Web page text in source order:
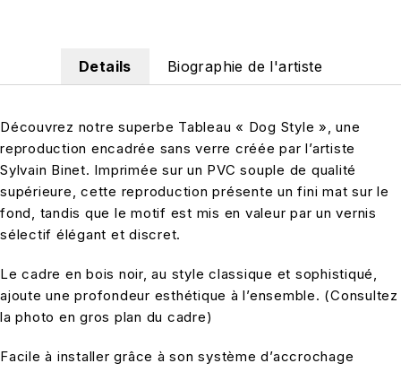
Details Biographie de l'artiste
Découvrez notre superbe Tableau « Dog Style », une
reproduction encadrée sans verre créée par l’artiste
Sylvain Binet. Imprimée sur un PVC souple de qualité
supérieure, cette reproduction présente un fini mat sur le
fond, tandis que le motif est mis en valeur par un vernis
sélectif élégant et discret.
Le cadre en bois noir, au style classique et sophistiqué,
ajoute une profondeur esthétique à l’ensemble. (Consultez
la photo en gros plan du cadre)
Facile à installer grâce à son système d’accrochage